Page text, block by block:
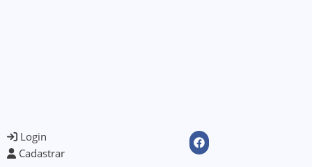
Login
Cadastrar